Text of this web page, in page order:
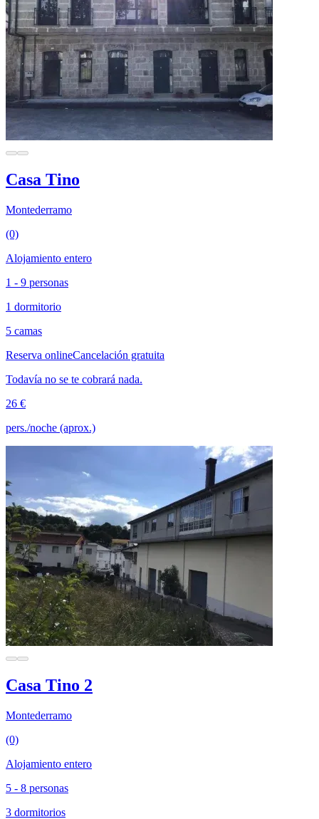
Casa Tino
Montederramo
(0)
Alojamiento entero
1 - 9 personas
1 dormitorio
5 camas
Reserva onlineCancelación gratuita
Todavía no se te cobrará nada.
26 €
pers./noche (aprox.)
Casa Tino 2
Montederramo
(0)
Alojamiento entero
5 - 8 personas
3 dormitorios